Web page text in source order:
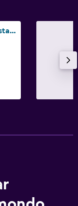
Econo Lodge Augusta, Downtown